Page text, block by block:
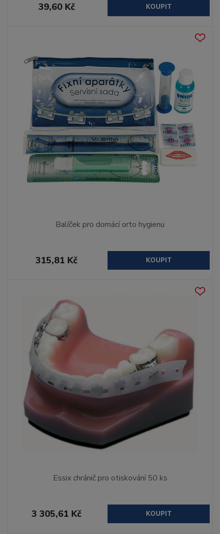
39,60 Kč KOUPIT
Balíček pro domácí orto hygienu
315,81 Kč KOUPIT
Essix chránič pro otiskování 50 ks
3 305,61 Kč KOUPIT